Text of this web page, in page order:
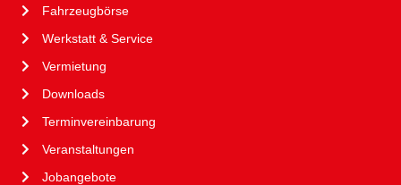
Fahrzeugbörse
Werkstatt & Service
Vermietung
Downloads
Terminvereinbarung
Veranstaltungen
Jobangebote